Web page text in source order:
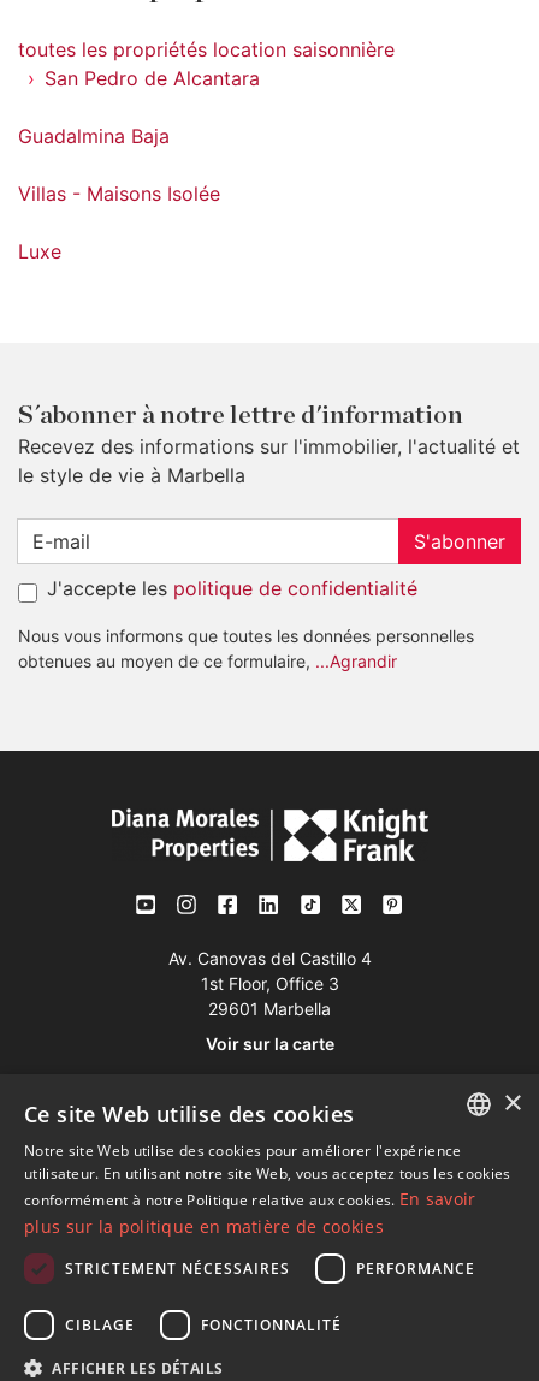
toutes les propriétés location saisonnière
San Pedro de Alcantara
Guadalmina Baja
Villas - Maisons Isolée
Luxe
S´abonner à notre lettre d'information
Recevez des informations sur l'immobilier, l'actualité et
le style de vie à Marbella
S'abonner
J'accepte les politique de confidentialité
Nous vous informons que toutes les données personnelles
obtenues au moyen de ce formulaire, ...Agrandir
Av. Canovas del Castillo 4
1st Floor, Office 3
29601 Marbella
Voir sur la carte
Tél:+34 952 765 138
Mob:+34 601 636 766
Whatsapp:+34 952 765 138
info@dmproperties.com
www.dmproperties.com
© Copyright 1989 - 2026 Diana Morales Properties Knight
Frank ·
Termes et conditions d'utilisation du site Web
Web et référencement
ENGLISH
SPANISH
×
Ce site Web utilise des cookies
Notre site Web utilise des cookies pour améliorer l'expérience
utilisateur. En utilisant notre site Web, vous acceptez tous les cookies
conformément à notre Politique relative aux cookies. En savoir
plus sur la politique en matière de cookies
STRICTEMENT NÉCESSAIRES PERFORMANCE
CIBLAGE FONCTIONNALITÉ
AFFICHER LES DÉTAILS